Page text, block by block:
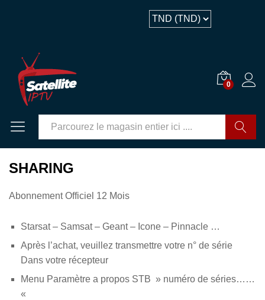
0
GO
SHARING
Abonnement Officiel 12 Mois
Starsat – Samsat – Geant – Icone – Pinnacle …
Après l’achat, veuillez transmettre votre n° de série
Dans votre récepteur
Menu Paramètre a propos STB » numéro de séries……
«